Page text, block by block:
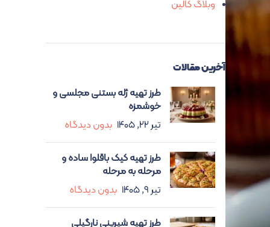
وبلاگ کالین
آخرین مقالات
طرز تهیه ژله بستنی مجلسی و
خوشمزه
تیر ۲۲, ۱۴۰۵
بدون دیدگاه
طرز تهیه کیک باقلوا ساده و
مرحله به مرحله
تیر ۹, ۱۴۰۵
بدون دیدگاه
طرز تهیه شیرینی نارگیلی